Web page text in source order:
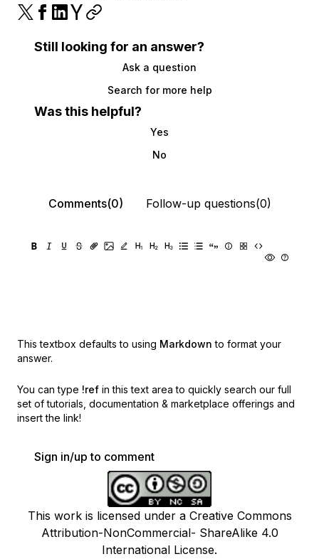
Still looking for an answer?
Ask a question
Search for more help
Was this helpful?
Yes
No
Comments(0) Follow-up questions(0)
This textbox defaults to using Markdown to format your
answer.
You can type !ref in this text area to quickly search our full
set of tutorials, documentation & marketplace offerings and
insert the link!
Sign in/up to comment
This work is licensed under a Creative Commons
Attribution-NonCommercial- ShareAlike 4.0
International License.